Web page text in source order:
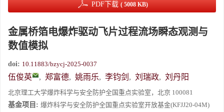
PDF下载 ( 5008 KB)
金属桥箔电爆炸驱动飞片过程流场瞬态观测与
数值模拟
doi: 10.11883/bzycj-2025-0037
伍俊英 , 郑富德, 姚雨乐, 李钧剑 , 刘瑞政, 刘丹阳
北京理工大学爆炸科学与安全防护全国重点实验室，北京 100081
基金项目: 爆炸科学与安全防护全国重点实验室开放基金(KFJJ20-04M)